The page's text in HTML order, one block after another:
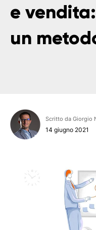
e
un
Scritto da Giorgio
14 giugno 2021